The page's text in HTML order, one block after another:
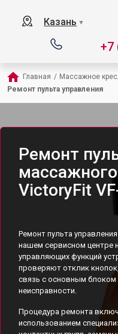
Казань ▼
+7
Главная / Массажное
Ремонт пульта управления
Ремонт
VictoryFit
Ремонт пульта
нашем сервисном центре
управляющих функций
проверяют отклик
связь с основным блоком
неисправности.
Процедура ремонта
использованием